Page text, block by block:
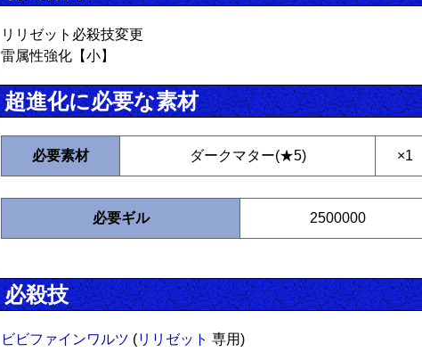
リリゼット必殺技変更
雷属性強化【小】
超進化に必要な素材
必要素材 ダークマター(★5) ×1
必要ギル 2500000
必殺技
ビビファインワルツ (リリゼット 専用)